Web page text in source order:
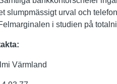
slumpmässigt urval och
i studien på
Värmland